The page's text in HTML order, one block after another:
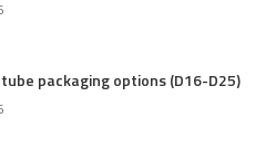
packaging options (D16-D25)